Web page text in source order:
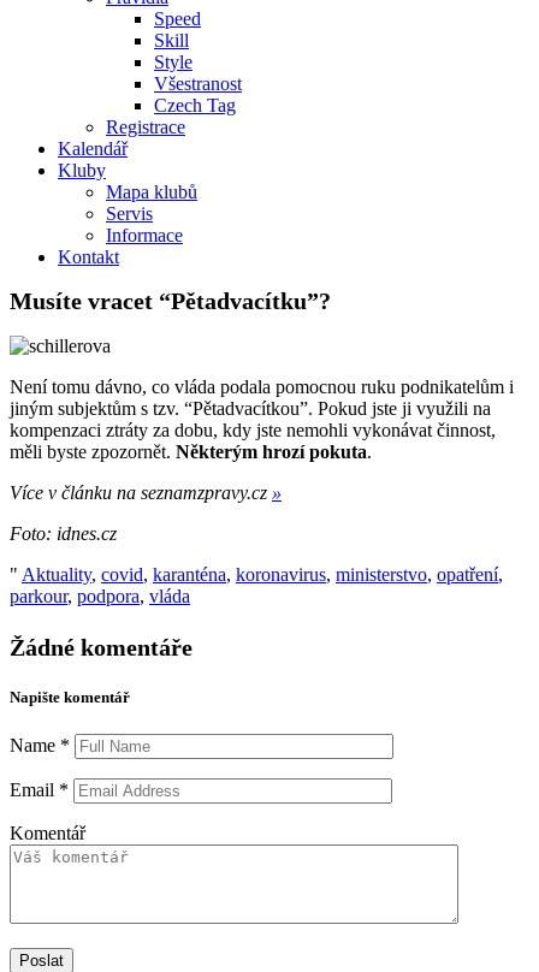
Speed
Skill
Style
Všestranost
Czech Tag
Registrace
Kalendář
Kluby
Mapa klubů
Servis
Informace
Kontakt
Musíte vracet “Pětadvacítku”?
Není tomu dávno, co vláda podala pomocnou ruku podnikatelům i
jiným subjektům s tzv. “Pětadvacítkou”. Pokud jste ji využili na
kompenzaci ztráty za dobu, kdy jste nemohli vykonávat činnost,
měli byste zpozornět. Některým hrozí pokuta.
Více v článku na seznamzpravy.cz »
Foto: idnes.cz
" Aktuality, covid, karanténa, koronavirus, ministerstvo, opatření,
parkour, podpora, vláda
Žádné komentáře
Napište komentář
Name *
Email *
Komentář
Poslat